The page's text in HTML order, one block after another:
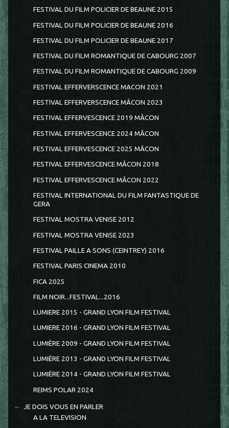
FESTIVAL DU FILM POLICIER DE BEAUNE 2015
FESTIVAL DU FILM POLICIER DE BEAUNE 2016
FESTIVAL DU FILM POLICIER DE BEAUNE 2017
FESTIVAL DU FILM ROMANTIQUE DE CABOURG 2007
FESTIVAL DU FILM ROMANTIQUE DE CABOURG 2009
FESTIVAL EFFERVERSCENCE MACON 2021
FESTIVAL EFFERVERSCENCE MÂCON 2023
FESTIVAL EFFERVESCENCE 2019 MÂCON
FESTIVAL EFFERVESCENCE 2024 MÂCON
FESTIVAL EFFERVESCENCE 2025 MÂCON
FESTIVAL EFFERVESCENCE MÂCON 2018
FESTIVAL EFFERVESCENCE MÂCON 2022
FESTIVAL INTERNATIONAL DU FILM FANTASTIQUE DE
GERA
FESTIVAL MOSTRA VENISE 2012
FESTIVAL MOSTRA VENISE 2023
FESTIVAL PAILLE A SONS (CEINTREY) 2016
FESTIVAL PARIS CINEMA 2010
FICA 2025
FILM NOIR...FESTIVAL...2016
LUMIERE 2015 - GRAND LYON FILM FESTIVAL
LUMIERE 2016 - GRAND LYON FILM FESTIVAL
LUMIÈRE 2009 - GRAND LYON FILM FESTIVAL
LUMIÈRE 2013 - GRAND LYON FILM FESTIVAL
LUMIÈRE 2014 - GRAND LYON FILM FESTIVAL
REIMS POLAR 2024
JE DOIS VOUS EN PARLER
A LA TELEVISION